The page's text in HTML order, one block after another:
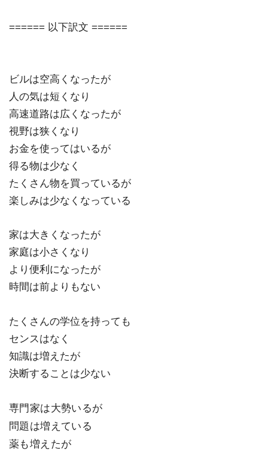
====== 以下訳文 ======
ビルは空高くなったが
人の気は短くなり
高速道路は広くなったが
視野は狭くなり
お金を使ってはいるが
得る物は少なく
たくさん物を買っているが
楽しみは少なくなっている
家は大きくなったが
家庭は小さくなり
より便利になったが
時間は前よりもない
たくさんの学位を持っても
センスはなく
知識は増えたが
決断することは少ない
専門家は大勢いるが
問題は増えている
薬も増えたが